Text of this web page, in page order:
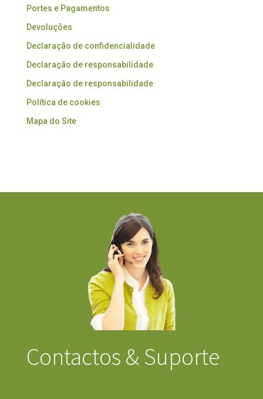
Portes e Pagamentos
Devoluções
Declaração de confidencialidade
Declaração de responsabilidade
Declaração de responsabilidade
Política de cookies
Mapa do Site
Contactos & Suporte